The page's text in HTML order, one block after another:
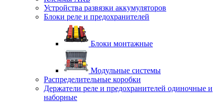
Устройства развязки аккумуляторов
Блоки реле и предохранителей
Блоки монтажные
Модульные системы
Распределительные коробки
Держатели реле и предохранителей одиночные и
наборные